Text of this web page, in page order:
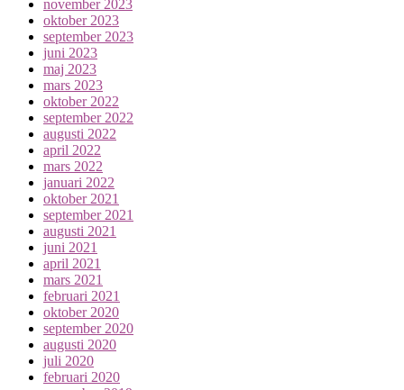
november 2023
oktober 2023
september 2023
juni 2023
maj 2023
mars 2023
oktober 2022
september 2022
augusti 2022
april 2022
mars 2022
januari 2022
oktober 2021
september 2021
augusti 2021
juni 2021
april 2021
mars 2021
februari 2021
oktober 2020
september 2020
augusti 2020
juli 2020
februari 2020